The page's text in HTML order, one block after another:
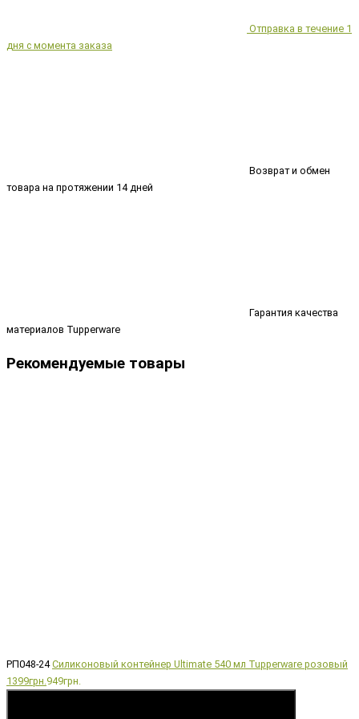
Отправка в течение 1
дня с момента заказа
Возврат и обмен
товара на протяжении 14 дней
Гарантия качества
материалов Tupperware
Рекомендуемые товары
РП048-24 Силиконовый контейнер Ultimate 540 мл Tupperware розовый
1399грн.949грн.